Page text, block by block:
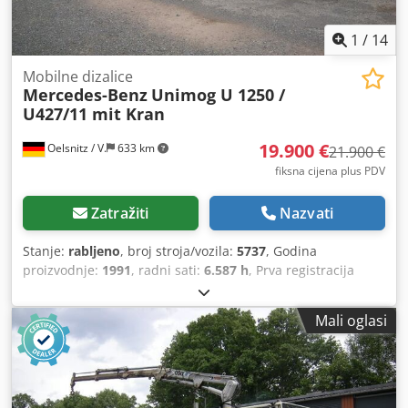
kružno podmazivanje uljem, elektronički valjkasti uređaj za
posmak proizvođača Kaiser, tip KWV 250.
1 / 14
Oelsnitz / V. 633 km
Mobilne dizalice
Mercedes-Benz Unimog U 1250 /
U427/11 mit Kran
19.900 €21.900 €
fiksna cijena plus PDV
Zatražiti Nazvati
Stanje: rabljeno, broj stroja/vozila: 5737, Godina
proizvodnje: 1991, radni sati: 6.587 h, Prva registracija
Ukupna masa: 7.490 kg Pogon: diesel, 4x4 Pogon putem 6-
cilindričnog Mercedes Diesel motora snage 92 kW / 125 KS,
zapremine 5.957 cm³ 16-brzinski ručni mjenjač Vozačka
kabina s 3 sjedala Dimenzija gume: 365/80 R 20, profil 14-
16 mm, međuosovinski razmak 3.300 mm Vanjske
dimenzije (D x Š x V): 5.500 x 2.265 x 3.400 mm Cedpfxezru
Eco Af Rjha Masa praznog vozila: 6.960 kg Opterećenje
Mali oglasi